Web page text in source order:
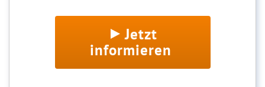
Jetzt
informieren